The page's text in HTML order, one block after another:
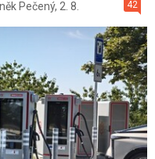
42
Pečený, 2. 8.